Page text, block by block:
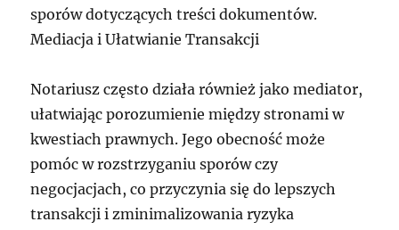
sporów dotyczących treści dokumentów.
Mediacja i Ułatwianie Transakcji
Notariusz często działa również jako mediator,
ułatwiając porozumienie między stronami w
kwestiach prawnych. Jego obecność może
pomóc w rozstrzyganiu sporów czy
negocjacjach, co przyczynia się do lepszych
transakcji i zminimalizowania ryzyka